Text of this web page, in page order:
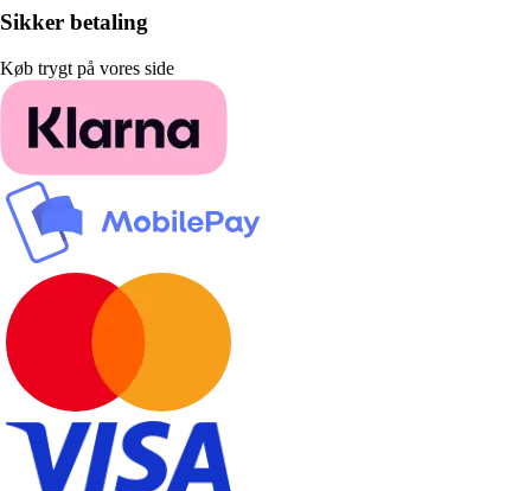
Sikker betaling
Køb trygt på vores side